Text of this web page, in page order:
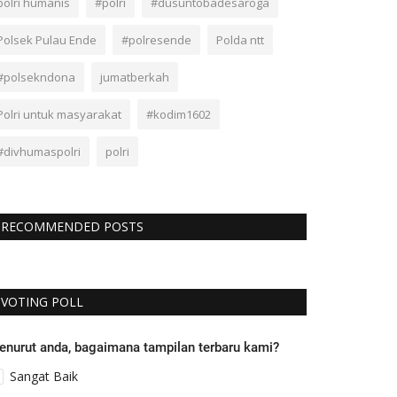
Pulau Ende #polresende Polda ntt
jumatberkah
untuk masyarakat #kodim1602
polri
RECOMMENDED POSTS
VOTING POLL
anda, bagaimana tampilan terbaru kami?
Sangat Baik